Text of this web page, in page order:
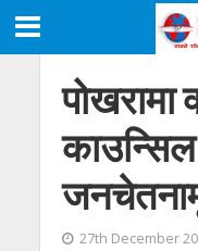
पोखरामा
27th December